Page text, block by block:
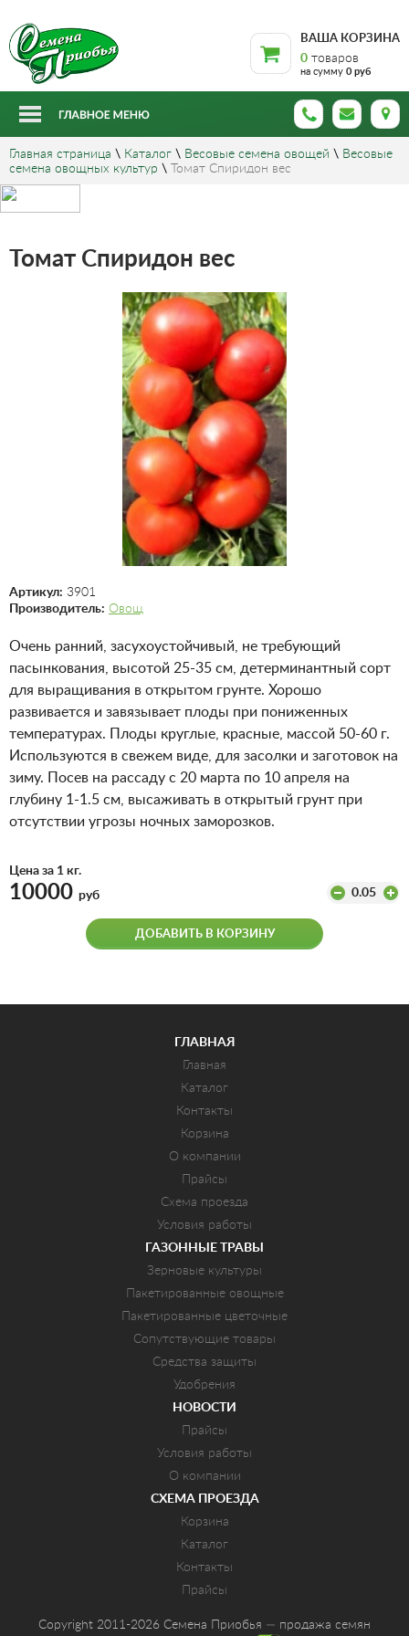
ВАША КОРЗИНА
0 товаров
на сумму 0 руб
Главная страница \ Каталог \ Весовые семена овощей \ Весовые
семена овощных культур \ Томат Спиридон вес
Томат Спиридон вес
Артикул: 3901
Производитель: Овощ
Очень ранний, засухоустойчивый, не требующий
пасынкования, высотой 25-35 см, детерминантный сорт
для выращивания в открытом грунте. Хорошо
развивается и завязывает плоды при пониженных
температурах. Плоды круглые, красные, массой 50-60 г.
Используются в свежем виде, для засолки и заготовок на
зиму. Посев на рассаду с 20 марта по 10 апреля на
глубину 1-1.5 см, высаживать в открытый грунт при
отсутствии угрозы ночных заморозков.
Цена за 1 кг.
10000 руб 0.05
ДОБАВИТЬ В КОРЗИНУ
ГЛАВНАЯ
Главная
Каталог
Контакты
Корзина
О компании
Прайсы
Схема проезда
Условия работы
ГАЗОННЫЕ ТРАВЫ
Зерновые культуры
Пакетированные овощные
Пакетированные цветочные
Сопутствующие товары
Средства защиты
Удобрения
НОВОСТИ
Прайсы
Условия работы
О компании
СХЕМА ПРОЕЗДА
Корзина
Каталог
Контакты
Прайсы
Copyright 2011-2026 Семена Приобья — продажа семян